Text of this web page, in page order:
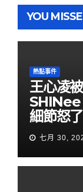
YOU
熱點事件
王心凌
細節怒了
七月 30,